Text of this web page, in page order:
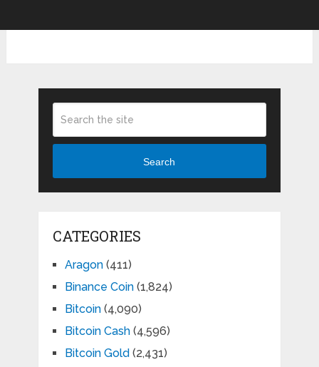
Search
CATEGORIES
Aragon(411)
Binance Coin(1,824)
Bitcoin(4,090)
Bitcoin Cash(4,596)
Bitcoin Gold (2,431)